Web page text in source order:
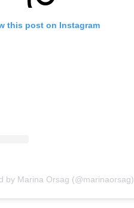
this post on Instagram
by Marina Orsag (@marinaorsag)